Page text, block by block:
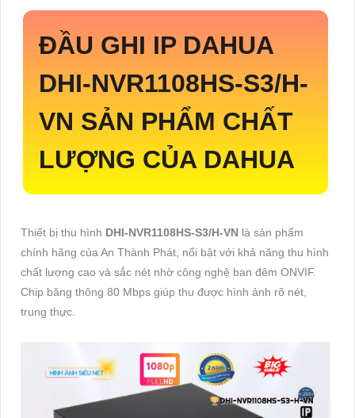
ĐẦU GHI IP DAHUA
DHI-NVR1108HS-S3/H-
VN SẢN PHẨM CHẤT
LƯỢNG CỦA DAHUA
Thiết bị thu hình DHI-NVR1108HS-S3/H-VN là sản phẩm
chính hãng của An Thành Phát, nổi bật với khả năng thu hình
chất lượng cao và sắc nét nhờ công nghệ ban đêm ONVIF.
Chip băng thông 80 Mbps giúp thu được hình ảnh rõ nét,
trung thực.